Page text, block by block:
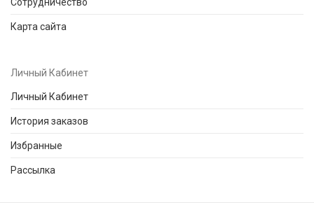
Карта сайта
Личный Кабинет
Личный Кабинет
История заказов
Избранные
Рассылка